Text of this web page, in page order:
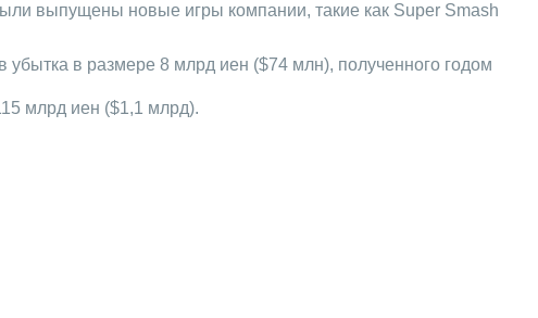
выпущены новые игры компании, такие как Super Smash
убытка в размере 8 млрд иен ($74 млн), полученного годом
млрд иен ($1,1 млрд).